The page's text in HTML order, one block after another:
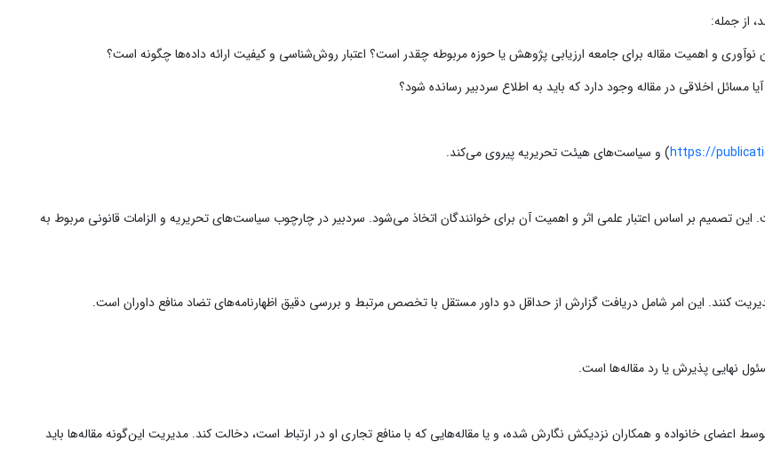
از جمله:
نوآوری و اهمیت مقاله برای جامعه ارزیابی پژوهش یا حوزه مربوطه چقدر است؟ اعتبار روش‌شناسی و کیفیت ارائه داده‌ها چگونه است؟
مسائل اخلاقی در مقاله وجود دارد که باید به اطلاع سردبیر رسانده شود؟
https://) و سیاست‌های هیئت تحریریه پیروی می‌کند.
تصمیم بر اساس اعتبار علمی اثر و اهمیت آن برای خوانندگان اتخاذ می‌شود. سردبیر در چارچوب سیاست‌های تحریریه و الزامات قانونی مربوط به
کنند. این امر شامل دریافت گزارش از حداقل دو داور مستقل با تخصص مرتبط و بررسی دقیق اظهارنامه‌های تضاد منافع داوران است.
نهایی پذیرش یا رد مقاله‌ها است.
اعضای خانواده و همکاران نزدیکش نگارش شده، و یا مقاله‌هایی که با منافع تجاری او در ارتباط است، دخالت کند. مدیریت این‌گونه مقاله‌ها باید